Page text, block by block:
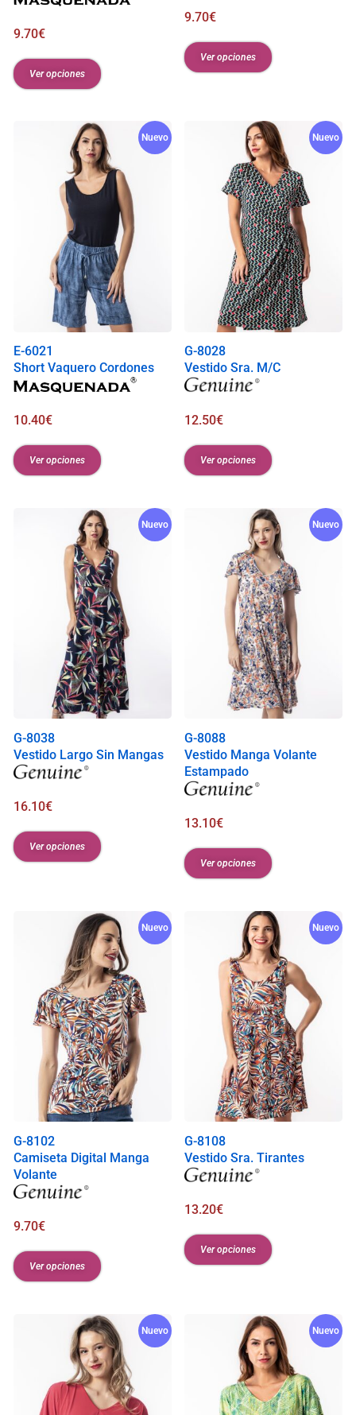
9.70€
Ver opciones
9.70€
Ver opciones
Nuevo
E-6021
Short Vaquero Cordones
10.40€
Ver opciones
Nuevo
G-8028
Vestido Sra. M/C
12.50€
Ver opciones
Nuevo
G-8038
Vestido Largo Sin Mangas
16.10€
Ver opciones
Nuevo
G-8088
Vestido Manga Volante
Estampado
13.10€
Ver opciones
Nuevo
G-8102
Camiseta Digital Manga
Volante
9.70€
Ver opciones
Nuevo
G-8108
Vestido Sra. Tirantes
13.20€
Ver opciones
Nuevo Nuevo